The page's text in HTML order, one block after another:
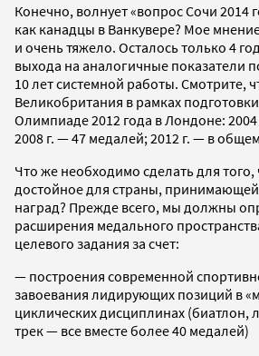
Конечно, волнует «вопрос Сочи 2014
как канадцы в Ванкувере? Мое
и очень тяжело. Осталось только 4
выхода на аналогичные показатели
10 лет системной работы. Смотрите,
Великобритания в рамках
Олимпиаде 2012 года в Лондоне:
2008 г. — 47 медалей; 2012 г. — в
Что же необходимо сделать для того,
достойное для страны,
наград? Прежде всего, мы должны
расширения медального
целевого задания за счет:
— построения современной
завоевания лидирующих позиций в
циклических дисциплинах
трек — все вместе более 40 медалей)